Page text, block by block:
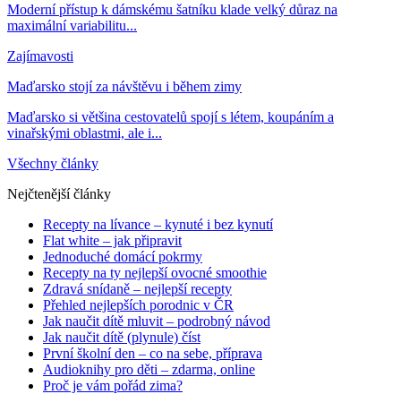
Moderní přístup k dámskému šatníku klade velký důraz na
maximální variabilitu...
Zajímavosti
Maďarsko stojí za návštěvu i během zimy
Maďarsko si většina cestovatelů spojí s létem, koupáním a
vinařskými oblastmi, ale i...
Všechny články
Nejčtenější články
Recepty na lívance – kynuté i bez kynutí
Flat white – jak připravit
Jednoduché domácí pokrmy
Recepty na ty nejlepší ovocné smoothie
Zdravá snídaně – nejlepší recepty
Přehled nejlepších porodnic v ČR
Jak naučit dítě mluvit – podrobný návod
Jak naučit dítě (plynule) číst
První školní den – co na sebe, příprava
Audioknihy pro děti – zdarma, online
Proč je vám pořád zima?